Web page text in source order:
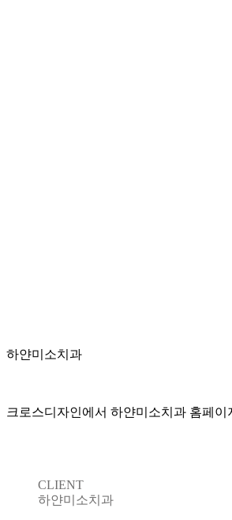
하얀미소치과
크로스디자인에서 하얀미소치과 홈페
CLIENT
하얀미소치과